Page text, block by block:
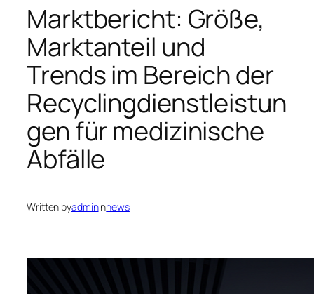
Marktbericht: Größe,
Marktanteil und
Trends im Bereich der
Recyclingdienstleistun
gen für medizinische
Abfälle
Written byadmininnews